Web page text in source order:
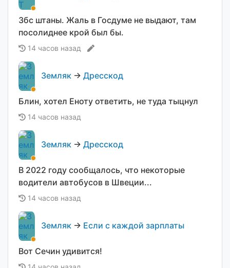
Збс штаны. Жаль в Госдуме не выдают, там
посолиднее крой был бы.
14 часов назад
Земляк → Дресскод
Блин, хотел Еноту ответить, не туда тыцнул
14 часов назад
Земляк → Дресскод
В 2022 году сообщалось, что некоторые
водители автобусов в Швеции...
14 часов назад
Земляк → Если с каждой зарплаты
Вот Сечин удивится!